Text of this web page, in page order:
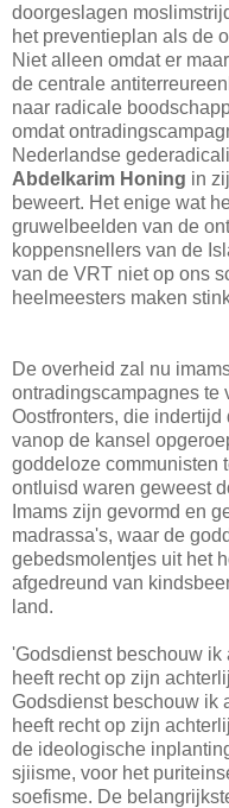
doorgeslagen
het preventieplan als de
Niet alleen omdat er
de centrale
naar radicale
omdat
Nederlandse
Abdelkarim Honing in
beweert. Het enige wat
gruwelbeelden van de
koppensnellers van de
van de VRT niet op ons
heelmeesters maken
De overheid zal nu
ontradingscampagnes te
Oostfronters, die indertijd
vanop de kansel
goddeloze communisten
ontluisd waren geweest
Imams zijn gevormd en
madrassa's, waar de
gebedsmolentjes uit het
afgedreund van
land.
'Godsdienst beschouw
heeft recht op zijn
Godsdienst beschouw ik
heeft recht op zijn
de ideologische
sjiisme, voor het
soefisme. De